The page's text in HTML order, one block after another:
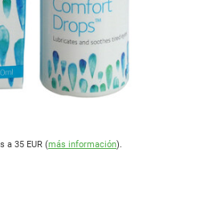
a 35 EUR (más información).